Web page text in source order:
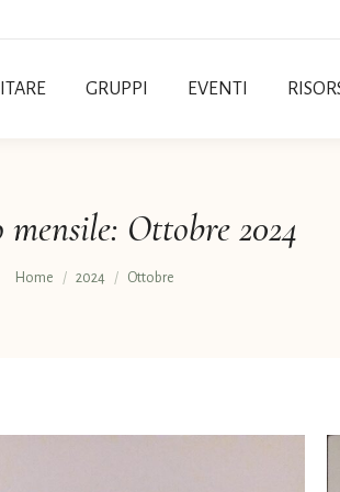
GRUPPI EVENTI
Ottobre 2024
Tu sei qui:
Home 2024 Ottobre